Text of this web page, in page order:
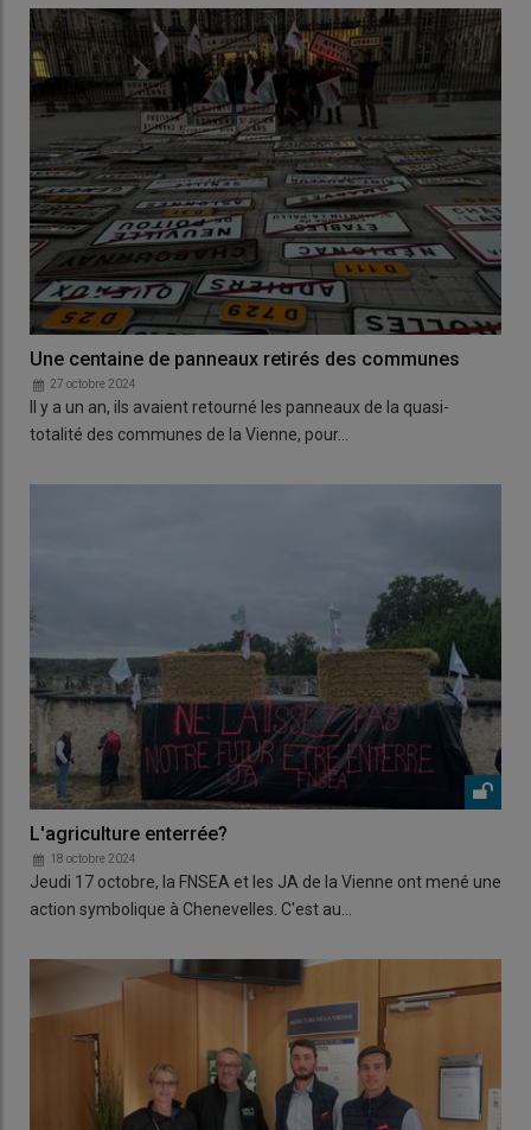
Une centaine de panneaux retirés des communes
27 octobre 2024
Il y a un an, ils avaient retourné les panneaux de la quasi-
totalité des communes de la Vienne, pour…
L'agriculture enterrée?
18 octobre 2024
Jeudi 17 octobre, la FNSEA et les JA de la Vienne ont mené une
action symbolique à Chenevelles. C'est au…